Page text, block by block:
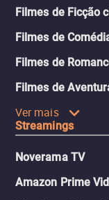
Filmes de Ficção
Filmes de
Filmes de
Filmes de
Ver mais
Streamings
Noverama TV
Amazon Prime